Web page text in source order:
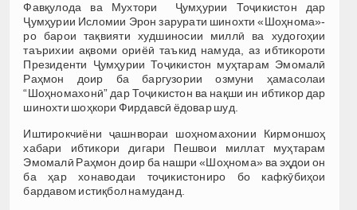
Фавқулода ва Мухтори Ҷумҳурии Тоҷикистон дар
Ҷумҳурии Исломии Эрон зарурати шинохти «Шоҳнома»-
ро барои тақвияти худшиносии миллӣ ва худогоҳии
таърихии ақвоми ориёӣ таъкид намуда, аз ибтикороти
Президенти Ҷумҳурии Тоҷикистон муҳтарам Эмомалӣ
Раҳмон доир ба баргузории озмуни ҳамасолаи
“Шоҳномахонӣ” дар Тоҷикистон ва нақши ин ибтикор дар
шинохти шоҳкори Фирдавсӣ ёдовар шуд.
Иштирокчиёни ҷашнвораи шоҳномахонии Кирмоншоҳ
хабари ибтикори дигари Пешвои миллат муҳтарам
Эмомалӣ Раҳмон доир ба нашри «Шоҳнома» ва эҳдои он
ба ҳар хонаводаи тоҷикистониро бо кафкӯбиҳои
бардавом истиқбол намуданд.